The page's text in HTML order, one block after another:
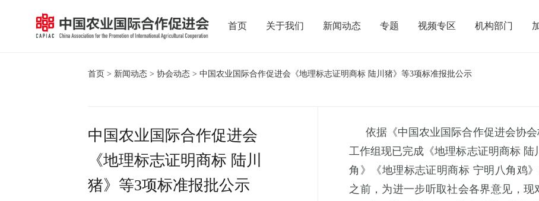
首页 关于我们 新闻动态 专题 视频专区 机构部门
首页> 新闻动态> 协会动态> 中国农业国际合作促进会《地理标志证明商标 陆川猪》等3项标准报批公示
中国农业国际合作促进会
《地理标志证明商标 陆川
猪》等3项标准报批公示
依据《中国农业国际合作促进会协
工作组现已完成《地理标志证明商标 陆
角 》《地理标志证明商标 宁明八角鸡》
之前，为进一步听取社会各界意见，